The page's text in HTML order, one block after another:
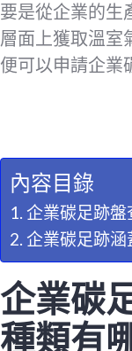
要是從企業的生
層面上獲取溫室
便可以申請企業
內容目錄
企業碳足跡盤
企業碳足跡涵
企業碳
種類有